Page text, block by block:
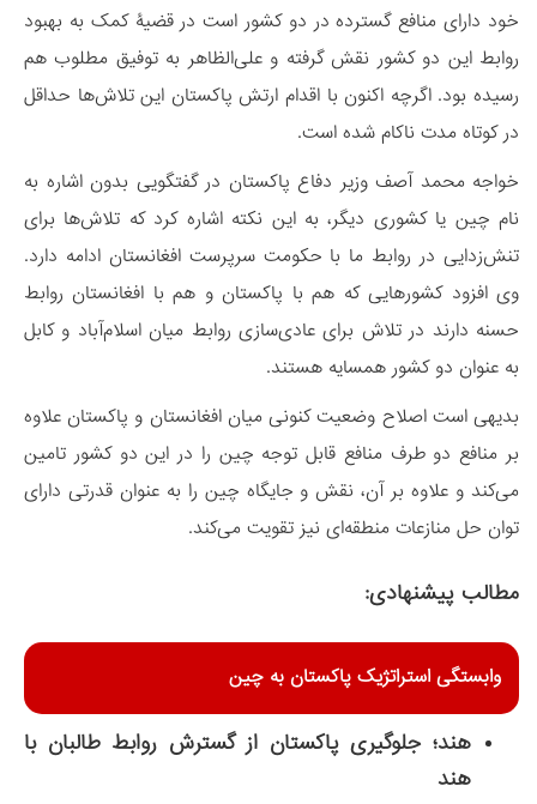
خود دارای منافع گسترده در دو کشور است در قضیۀ کمک به بهبود
روابط این دو کشور نقش گرفته و علی‌الظاهر به توفیق مطلوب هم
رسیده بود. اگرچه اکنون با اقدام ارتش پاکستان این تلاش‌ها حداقل
در کوتاه مدت ناکام شده است.
خواجه محمد آصف وزیر دفاع پاکستان در گفتگویی بدون اشاره به
نام چین یا کشوری دیگر، به این نکته اشاره کرد که تلاش‌ها برای
تنش‌زدایی در روابط ما با حکومت سرپرست افغانستان ادامه دارد.
وی افزود کشورهایی که هم با پاکستان و هم با افغانستان روابط
حسنه دارند در تلاش برای عادی‌سازی روابط میان اسلام‌آباد و کابل
به عنوان دو کشور همسایه هستند.
بدیهی است اصلاح وضعیت کنونی میان افغانستان و پاکستان علاوه
بر منافع دو طرف منافع قابل توجه چین را در این دو کشور تامین
می‌کند و علاوه بر آن، نقش و جایگاه چین را به عنوان قدرتی دارای
توان حل منازعات منطقه‌ای نیز تقویت می‌کند.
مطالب پیشنهادی:
وابستگی استراتژیک پاکستان به چین
هند؛ جلوگیری پاکستان از گسترش روابط طالبان با
هند